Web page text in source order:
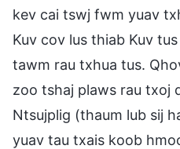
kev cai tswj fwm yuav
Kuv cov lus thiab Kuv
tawm rau txhua tus.
zoo tshaj plaws rau txoj
Ntsujplig (thaum lub sij
yuav tau txais koob